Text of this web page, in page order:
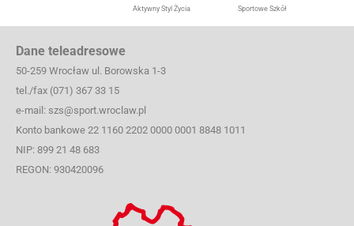
Aktywny Styl Życia Sportowe Szkół
Dane teleadresowe
50-259 Wrocław ul. Borowska 1-3
tel./fax (071) 367 33 15
e-mail: szs@sport.wroclaw.pl
Konto bankowe 22 1160 2202 0000 0001 8848 1011
NIP: 899 21 48 683
REGON: 930420096